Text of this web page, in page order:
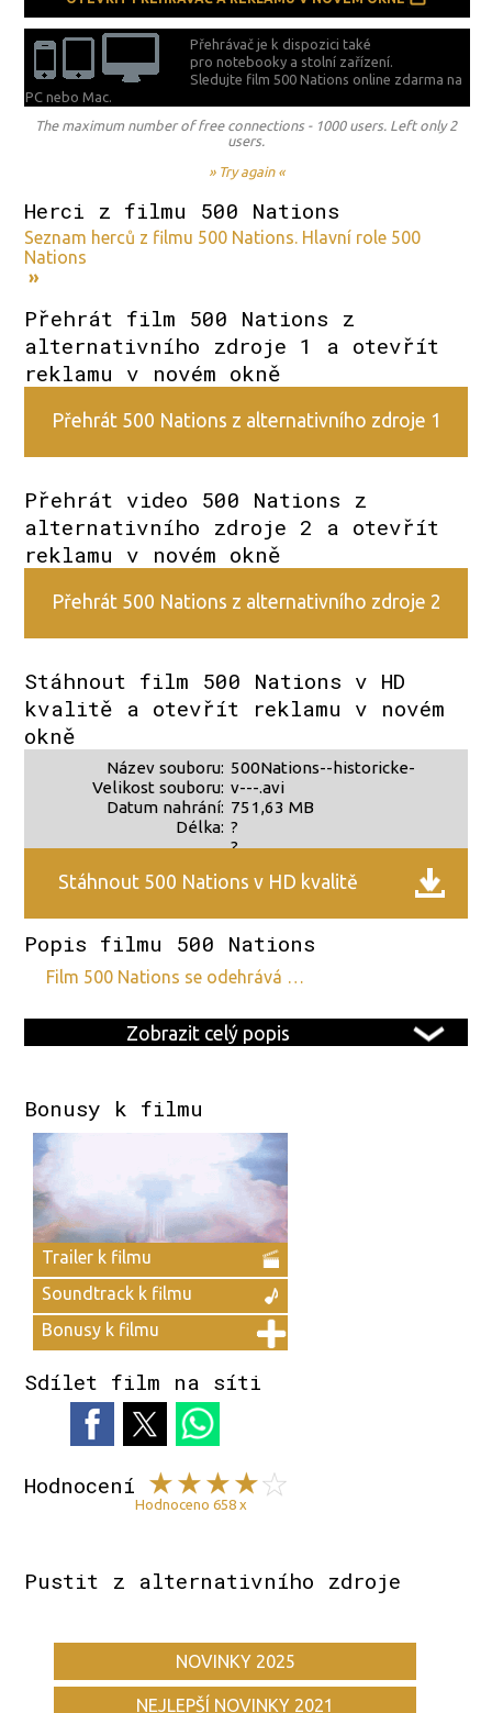
Přehrávač je k dispozici také
pro notebooky a stolní zařízení.
Sledujte film 500 Nations online zdarma na
PC nebo Mac.
The maximum number of free connections - 1000 users. Left only 2
users.
» Try again «
Herci z filmu 500 Nations
Seznam herců z filmu 500 Nations. Hlavní role 500
Nations
»
Přehrát film 500 Nations z
alternativního zdroje 1 a otevřít
reklamu v novém okně
Přehrát 500 Nations z alternativního zdroje 1
Přehrát video 500 Nations z
alternativního zdroje 2 a otevřít
reklamu v novém okně
Přehrát 500 Nations z alternativního zdroje 2
Stáhnout film 500 Nations v HD
kvalitě a otevřít reklamu v novém
okně
Název souboru:
Velikost souboru:
Datum nahrání:
Délka:
500Nations--historicke-
v---.avi
751,63 MB
?
?
Stáhnout 500 Nations v HD kvalitě
Popis filmu 500 Nations
film 500 Nations se odehrává …
Zobrazit celý popis
Bonusy k filmu
Trailer k filmu
Soundtrack k filmu
Bonusy k filmu
Sdílet film na síti
Hodnocení
Hodnoceno 658 x
Pustit z alternativního zdroje
NOVINKY 2025
NEJLEPŠÍ NOVINKY 2021